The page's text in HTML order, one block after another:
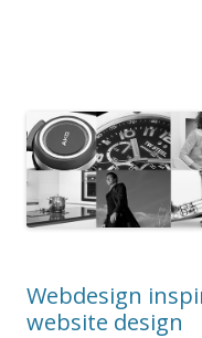
Webdesign
website design